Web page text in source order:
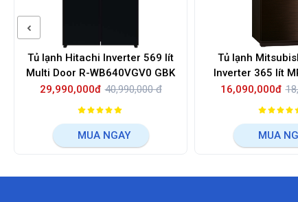
Tủ lạnh Hitachi Inverter 569 lít
Multi Door R-WB640VGV0 GBK
29,990,000đ 40,990,000 đ
MUA NGAY
Tủ lạnh
Inverter 365 lít
BRW-V
16,090,000đ
MUA